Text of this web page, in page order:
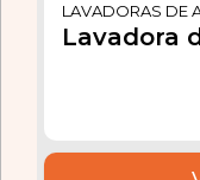
LAVADORAS DE
Lavadora